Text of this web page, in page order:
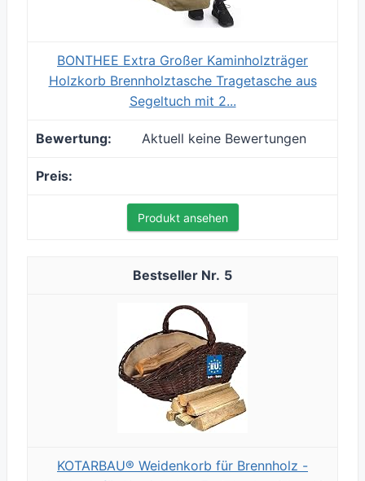
BONTHEE Extra Großer Kaminholzträger
Holzkorb Brennholztasche Tragetasche aus
Segeltuch mit 2...
Aktuell keine Bewertungen
Produkt ansehen
5
KOTARBAU® Weidenkorb für Brennholz -